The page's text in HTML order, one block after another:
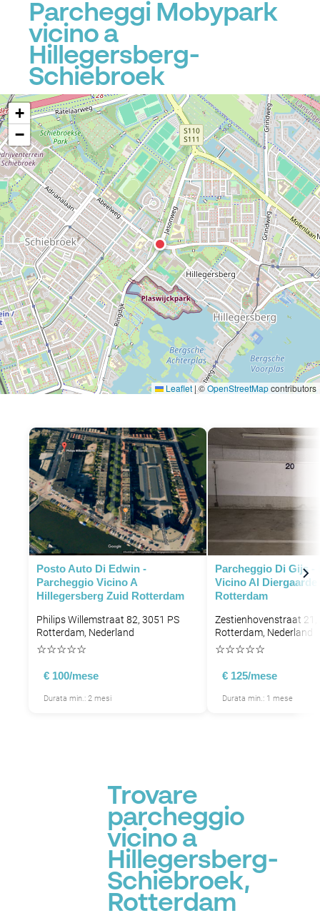
Parcheggi Mobypark
vicino a
Hillegersberg-
Schiebroek
P
P
P
P
P
P
+
−
Leaflet |©OpenStreetMapcontributors
Posto Auto Di Edwin -
Parcheggio Vicino A
Hillegersberg Zuid Rotterdam
Philips Willemstraat 82, 3051 PS
Rotterdam, Nederland
☆☆☆☆☆
€ 100/mese
Durata min.: 2 mesi
Parcheggio Di Gijs -
Vicino Al
Rotterdam
Zestienhovenstraat 21,
Rotterdam, Nederland
☆☆☆☆☆
€ 125/mese
Durata min.: 1 mese
Trovare
parcheggio
vicino a
Hillegersberg-
Schiebroek,
Rotterdam